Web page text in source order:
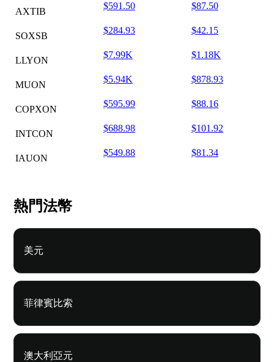
AXTIB
$591.50 $87.50
SOXSB
$284.93 $42.15
LLYON
$7.99K $1.18K
MUON
$5.94K $878.93
COPXON
$595.99 $88.16
INTCON
$688.98 $101.92
IAUON
$549.88 $81.34
熱門法幣
美元
菲律賓比索
澳大利亞元